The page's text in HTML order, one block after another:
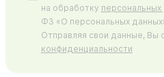
на обработку персональных
ФЗ «О персональных
Отправляя свои данные, Вы
конфиденциальности